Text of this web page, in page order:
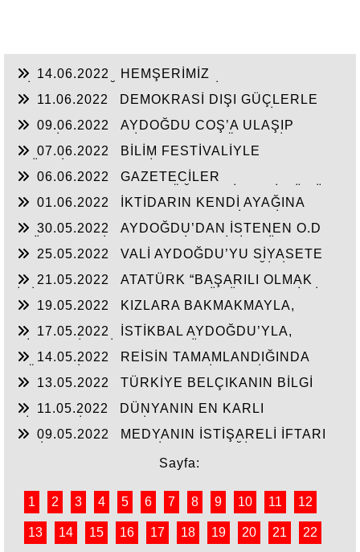
14.06.2022
HEMŞERİMİZ
MÜJDELERİ BEKLİYOR!
11.06.2022
DEMOKRASİ DIŞI GÜÇLERLE
OSMANLI”KALAYCI ŞAMMAS!”
09.06.2022
AYDOĞDU COŞ’A ULAŞIP
HİZMETLERİNE ULAŞMASI!
07.06.2022
BİLİM FESTİVALİYLE
CEVAP”HİZMETE AÇILAN 41 YENİ FABRİKA!!
06.06.2022
GAZETECİLER
CHP FİİLEN YAŞATTI!!!
01.06.2022
İKTİDARIN KENDİ AYAĞINA
SÖZLERİN TUTULMASINDA!!!
30.05.2022
AYDOĞDU’DAN İSTENEN O.D
HAMMADELERE SAHİBİZ!
25.05.2022
VALİ AYDOĞDU’YU SİYASETE
ÇALMAKTIR!!!
21.05.2022
ATATÜRK “BAŞARILI OLMAK
BİRİNE UYGUN OLMALI”
19.05.2022
KIZLARA BAKMAKMAYLA,
TARİH ÖĞRETİLEN GENÇLİK!!!
17.05.2022
İSTİKBAL AYDOĞDU’YLA,
YATIRIMI ALMASINDA!!!
14.05.2022
REİSİN TAMAMLANDIĞINDA
ÇEVİRTECEK ÇEYİZİ
13.05.2022
TÜRKİYE BELÇIKANIN BİLGİ
ÇEVİRMESİNİ ENGELLESİN!!!
11.05.2022
DÜNYANIN EN KARLI
KURTULMANINDA REÇETESİ!
09.05.2022
MEDYANIN İSTİŞARELİ İFTARI
YAKIN İŞSİZE İŞ BAŞARISI!!
Sayfa:
1 2 3 4 5 6 7 8 9 10 11 12
13 14 15 16 17 18 19 20 21 22